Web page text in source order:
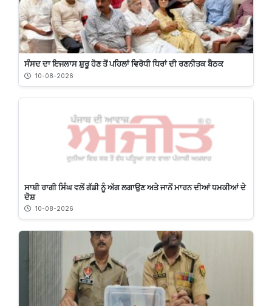
ਸੰਸਦ ਦਾ ਇਜਲਾਸ ਸ਼ੁਰੂ ਹੋਣ ਤੋਂ ਪਹਿਲਾਂ ਵਿਰੋਧੀ ਧਿਰਾਂ ਦੀ ਰਣਨੀਤਕ ਬੈਠਕ
10-08-2026
ਸਾਥੀ ਰਾਗੀ ਸਿੰਘ ਵਲੋਂ ਗੱਡੀ ਨੂੰ ਅੱਗ ਲਗਾਉਣ ਅਤੇ ਜਾਨੋਂ ਮਾਰਨ ਦੀਆਂ ਧਮਕੀਆਂ ਦੇ
ਦੋਸ਼
10-08-2026